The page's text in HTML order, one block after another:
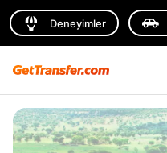
Deneyimler